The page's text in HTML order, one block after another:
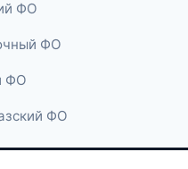
ФО
ФО
ФО
ФО